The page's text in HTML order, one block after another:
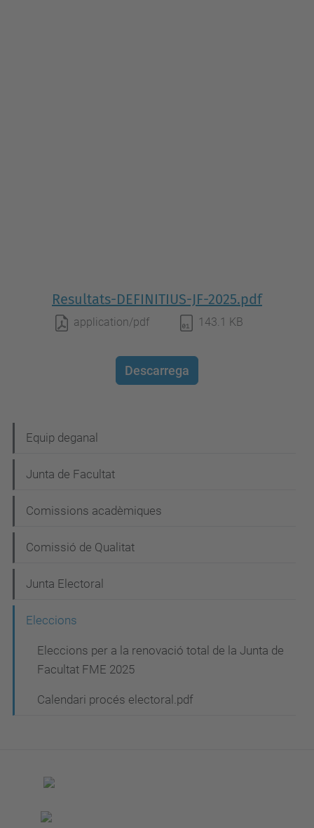
Resultats-DEFINITIUS-JF-2025.pdf
application/pdf 143.1 KB
Descarrega
a
v
g
a
i
Equip deganal
Junta de Facultat
Comissions acadèmiques
Comissió de Qualitat
Junta Electoral
Eleccions
Eleccions per a la renovació total de la Junta de
Facultat FME 2025
Calendari procés electoral.pdf